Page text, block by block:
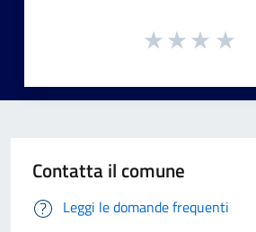
Contatta il comune
Leggi le domande frequenti